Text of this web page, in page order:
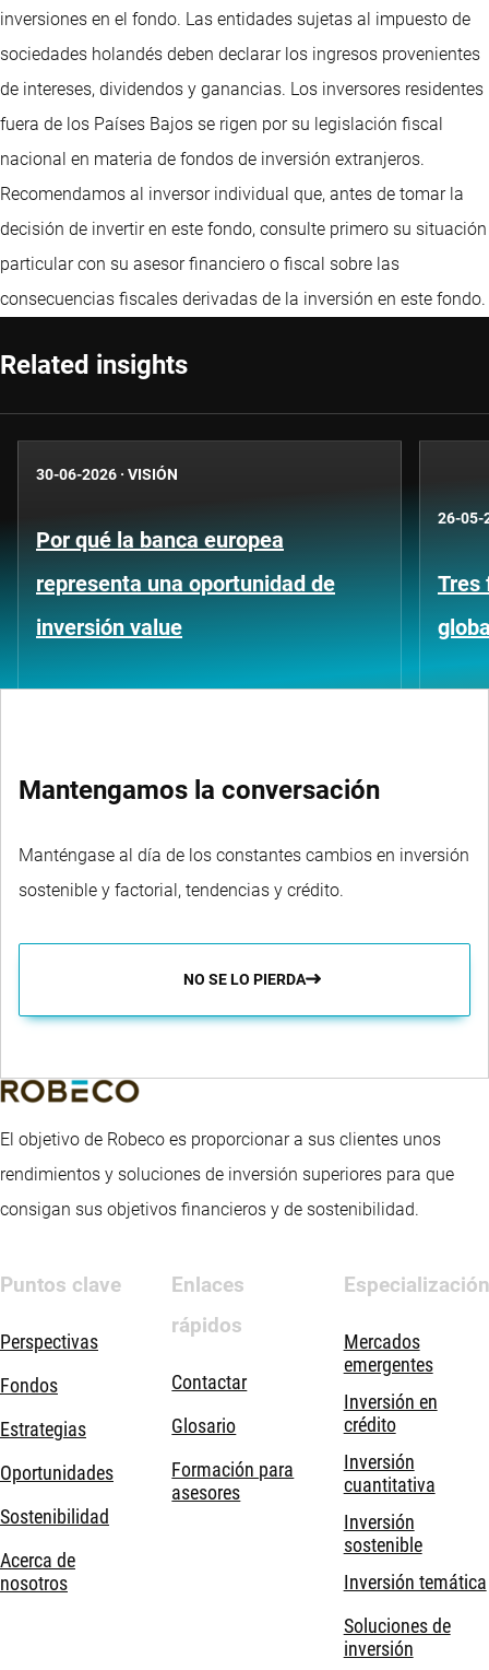
inversiones en el fondo. Las entidades sujetas al impuesto de
sociedades holandés deben declarar los ingresos provenientes
de intereses, dividendos y ganancias. Los inversores residentes
fuera de los Países Bajos se rigen por su legislación fiscal
nacional en materia de fondos de inversión extranjeros.
Recomendamos al inversor individual que, antes de tomar la
decisión de invertir en este fondo, consulte primero su situación
particular con su asesor financiero o fiscal sobre las
consecuencias fiscales derivadas de la inversión en este fondo.
Related insights
30-06-2026 · VISIÓN
Por qué la banca europea
representa una oportunidad de
inversión value
26-05-
Tres
Mantengamos la conversación
Manténgase al día de los constantes cambios en inversión
sostenible y factorial, tendencias y crédito.
NO SE LO PIERDA
El objetivo de Robeco es proporcionar a sus clientes unos
rendimientos y soluciones de inversión superiores para que
consigan sus objetivos financieros y de sostenibilidad.
Puntos clave
Perspectivas
Fondos
Estrategias
Oportunidades
Sostenibilidad
Acerca de
nosotros
Enlaces
rápidos
Contactar
Glosario
Formación para
asesores
Especialización
Mercados
emergentes
Inversión en
crédito
Inversión
cuantitativa
Inversión
sostenible
Inversión temática
Soluciones de
inversión